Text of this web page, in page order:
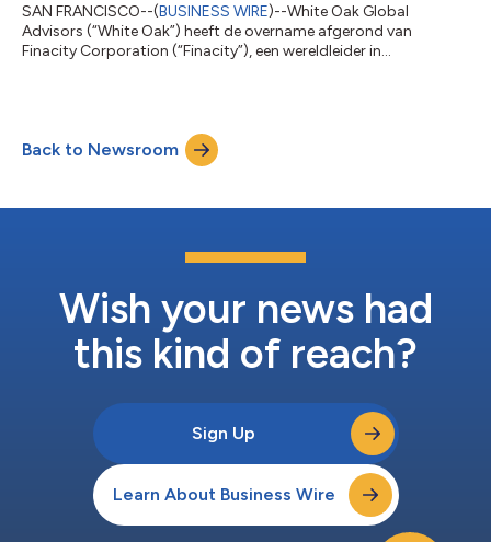
SAN FRANCISCO--(BUSINESS WIRE)--White Oak Global
Advisors (“White Oak”) heeft de overname afgerond van
Finacity Corporation (“Finacity”), een wereldleider in
vorderingen bij meer dan 50 toonaangevende financiële
instellingen in door activa gedekte beveiligingsstructuren.
Finacity heeft transacties gefaciliteerd vo...
Back to Newsroom
Wish your news had
this kind of reach?
Sign Up
Learn About Business Wire